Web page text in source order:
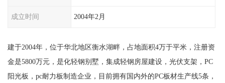
成立时间 2004年2月
建于2004年，位于华北地区衡水湖畔，占地面积4万于平米，注册资
金是5800万元，是化轻钢别墅，集成轻钢房屋建设，光伏支架，PC
阳光板，pc耐力板制造企业，目前拥有国内外的PC板材生产线5条，